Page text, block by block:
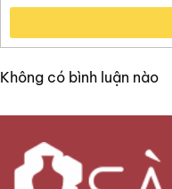
Không có bình luận nào